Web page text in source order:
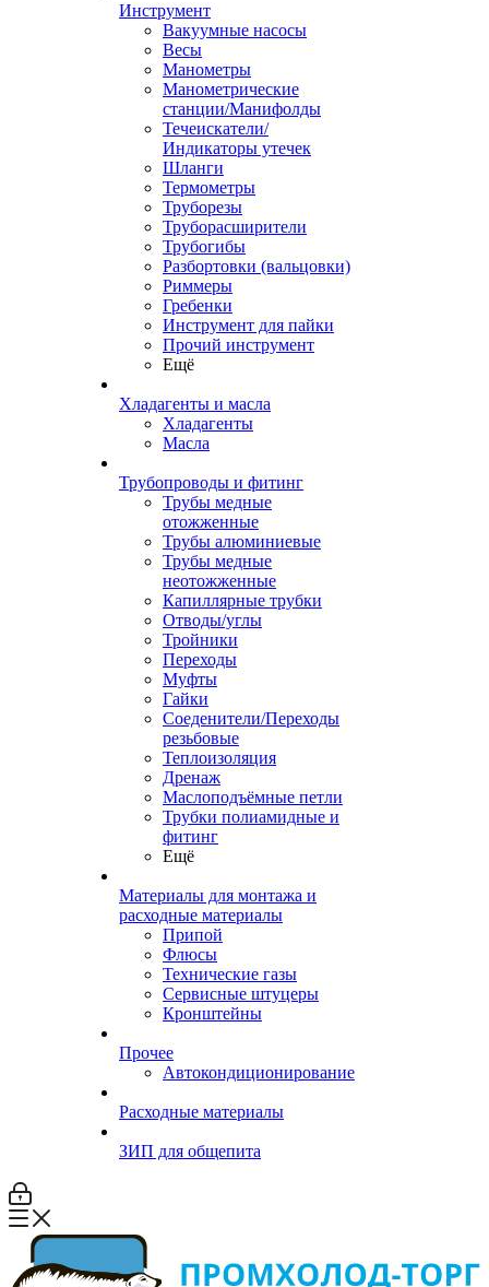
Инструмент
Вакуумные насосы
Весы
Манометры
Манометрические
станции/Манифолды
Течеискатели/
Индикаторы утечек
Шланги
Термометры
Труборезы
Труборасширители
Трубогибы
Разбортовки (вальцовки)
Риммеры
Гребенки
Инструмент для пайки
Прочий инструмент
Ещё
Хладагенты и масла
Хладагенты
Масла
Трубопроводы и фитинг
Трубы медные
отожженные
Трубы алюминиевые
Трубы медные
неотожженные
Капиллярные трубки
Отводы/углы
Тройники
Переходы
Муфты
Гайки
Соеденители/Переходы
резьбовые
Теплоизоляция
Дренаж
Маслоподъёмные петли
Трубки полиамидные и
фитинг
Ещё
Материалы для монтажа и
расходные материалы
Припой
Флюсы
Технические газы
Сервисные штуцеры
Кронштейны
Прочее
Автокондиционирование
Расходные материалы
ЗИП для общепита